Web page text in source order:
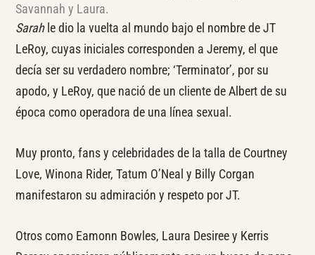
Savannah y Laura.
Sarahle dio la vuelta al mundo bajo el nombre de JT
LeRoy, cuyas iniciales corresponden a Jeremy, el que
decía ser su verdadero nombre; ‘Terminator’, por su
apodo, y LeRoy, que nació de un cliente de Albert de su
época como operadora de una línea sexual.
Muy pronto, fans y celebridades de la talla de Courtney
Love, Winona Rider, Tatum O’Neal y Billy Corgan
manifestaron su admiración y respeto por JT.
Otros como Eamonn Bowles, Laura Desiree y Kerris